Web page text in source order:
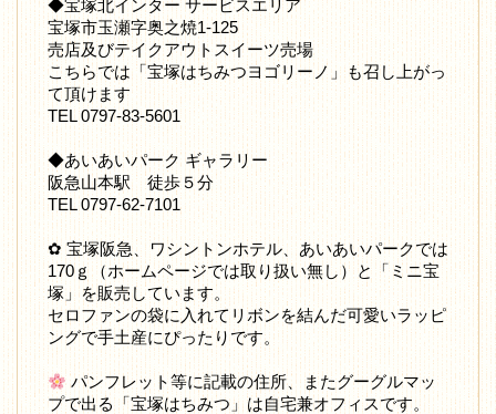
◆宝塚北インター サービスエリア
宝塚市玉瀬字奥之焼1-125
売店及びテイクアウトスイーツ売場
こちらでは「宝塚はちみつヨゴリーノ」も召し上がっ
て頂けます
TEL 0797-83-5601
◆あいあいパーク ギャラリー
阪急山本駅 徒歩５分
TEL 0797-62-7101
✿ 宝塚阪急、ワシントンホテル、あいあいパークでは
170ｇ（ホームページでは取り扱い無し）と「ミニ宝
塚」を販売しています。
セロファンの袋に入れてリボンを結んだ可愛いラッピ
ングで手土産にぴったりです。
パンフレット等に記載の住所、またグーグルマッ
プで出る「宝塚はちみつ」は自宅兼オフィスです。